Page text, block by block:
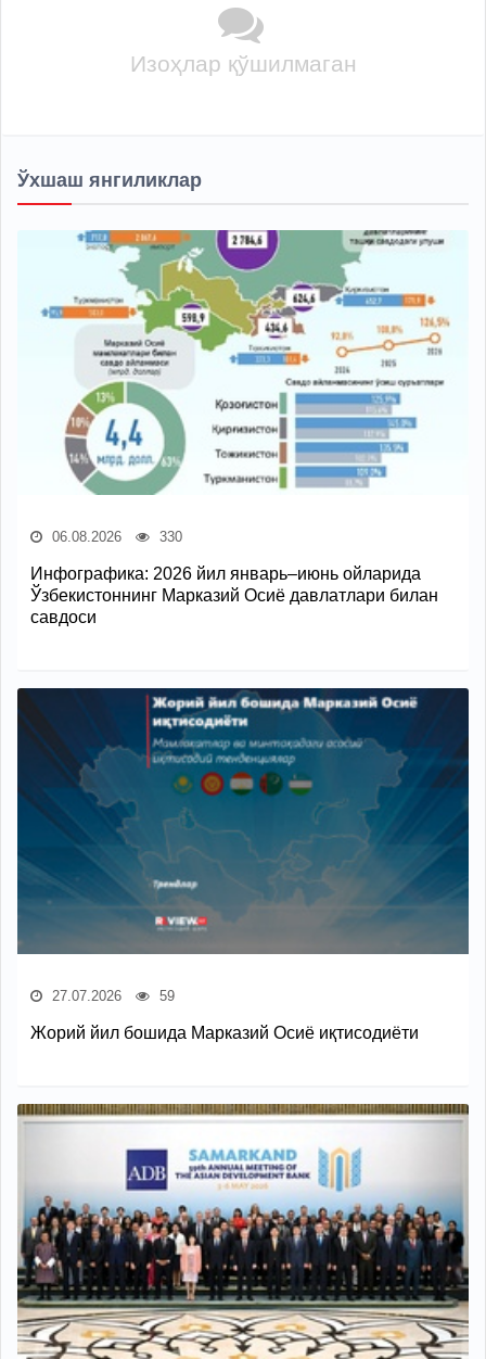
Изоҳлар қўшилмаган
Ўхшаш янгиликлар
06.08.2026 330
Инфографика: 2026 йил январь–июнь ойларида
Ўзбекистоннинг Марказий Осиё давлатлари билан
савдоси
27.07.2026 59
Жорий йил бошида Марказий Осиё иқтисодиёти